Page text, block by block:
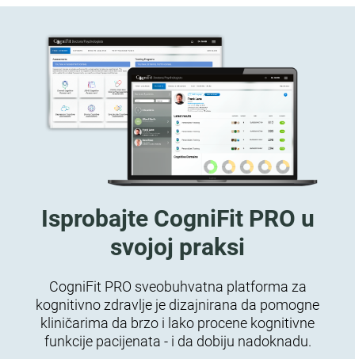
Isprobajte CogniFit PRO u
svojoj praksi
CogniFit PRO sveobuhvatna platforma za
kognitivno zdravlje je dizajnirana da pomogne
kliničarima da brzo i lako procene kognitivne
funkcije pacijenata - i da dobiju nadoknadu.